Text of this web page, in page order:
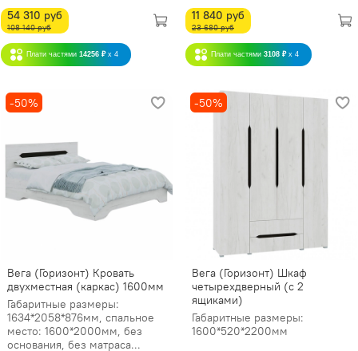
54 310 руб
108 140 руб
Плати частями 14256 ₽ x 4
11 840 руб
23 680 руб
Плати частями 3108 ₽ x 4
-50%
Вега (Горизонт) Кровать
двухместная (каркас) 1600мм
Габаритные размеры:
1634*2058*876мм, спальное
место: 1600*2000мм, без
основания, без матраса...
-50%
Вега (Горизонт) Шкаф
четырехдверный (с 2
ящиками)
Габаритные размеры:
1600*520*2200мм